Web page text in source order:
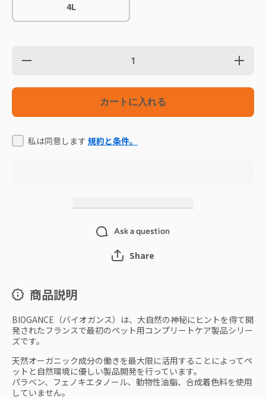
4L
の数量を減
バイオガン
の数量
バイオ
カートに入れる
私は同意します 規約と条件。
Ask a question
Share
商品説明
BIOGANCE（バイオガンス）は、大自然の神秘にヒントを得て開
発されたフランスで最初のペット用コンプリートケア製品シリー
ズです。
天然オーガニック成分の働きを最大限に活用することによってペ
ットと自然環境に優しい製品開発を行っています。
パラベン、フェノキエタノール、動物性油脂、合成着色料を使用
していません。